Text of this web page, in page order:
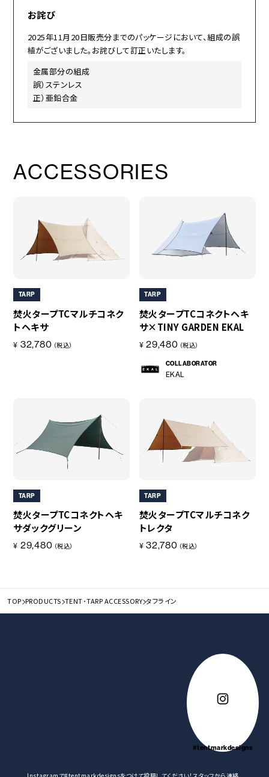
約0.17kg
生産国
中国
お詫び
2025年11月20日販売分までのパッケージにおいて、組成の誤
植がございました。お詫びして訂正いたします。
金属部分の組成
誤）ステンレス
正）亜鉛合金
ACCESSORIES
TARP
焚火タープTCマルチコネク
トヘキサ
¥ 32,780 （税込）
TARP
焚火タープTCコネクトヘキ
サ×TINY GARDEN EKAL
¥ 29,480 （税込）
COLLABORATOR
EKAL
TARP
焚火タープTCコネクトヘキ
サダックグリーン
¥ 29,480 （税込）
TARP
焚火タープTCマルチコネク
トレクタ
¥ 32,780 （税込）
TOP PRODUCTS TENT･TARP ACCESSORY タフライン
#tentmarkdesigns